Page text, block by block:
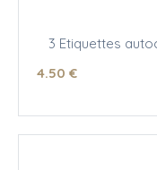
3 Etiquettes
4.50 €